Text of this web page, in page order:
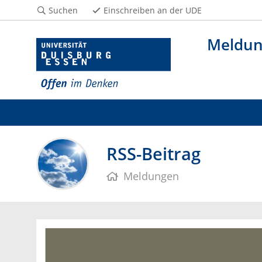
Suchen Einschreiben an der UDE
RSS-Beitrag
Meldungen